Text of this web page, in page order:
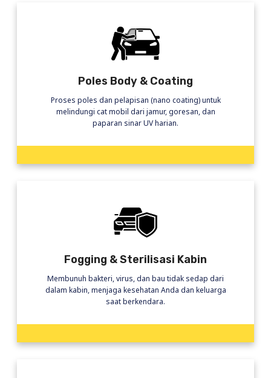
Poles Body & Coating
Proses poles dan pelapisan (nano coating) untuk
melindungi cat mobil dari jamur, goresan, dan
paparan sinar UV harian.
Fogging & Sterilisasi Kabin
Membunuh bakteri, virus, dan bau tidak sedap dari
dalam kabin, menjaga kesehatan Anda dan keluarga
saat berkendara.